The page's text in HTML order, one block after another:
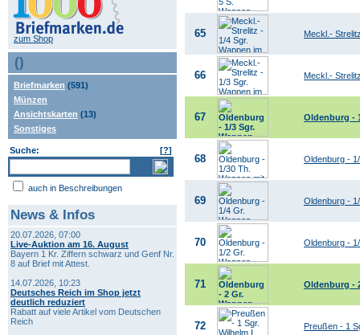
zum Shop
()
Briefmarken (591)
Münzen
Ansichtskarten (13)
Sonstiges
Suche: [?]
auch in Beschreibungen
News & Infos
20.07.2026, 07:00
Live-Auktion am 16. August
Bayern 1 Kr. Ziffern schwarz und Genf Nr.
8 auf Brief mit Attest.
14.07.2026, 10:23
Deutsches Reich im Shop jetzt
deutlich reduziert
Rabatt auf viele Artikel vom Deutschen
Reich
65 Meckl.-
66 Meckl.-
67 Oldenburg -
68 Oldenburg -
69 Oldenburg -
70 Oldenburg -
71 Oldenburg -
72 Preußen - 1